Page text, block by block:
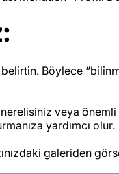
Böylece
veya
yardımcı olur.
galeriden